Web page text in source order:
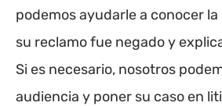
podemos ayudarle a conocer
su reclamo fue negado y
Si es necesario, nosotros
audiencia y poner su caso en